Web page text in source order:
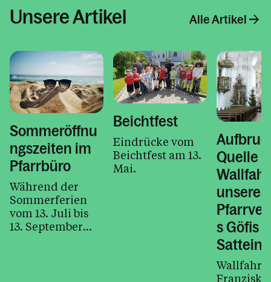
Personen
Kontakt
Unsere Artikel Alle Artikel
Sommeröffnu
ngszeiten im
Pfarrbüro
Während der
Sommerferien
vom 13. Juli bis
13. September
Beichtfest
Eindrücke vom
Beichtfest am 13.
Mai.
Quelle –
unseres
s Göfis
Satteins
Wallfahrt